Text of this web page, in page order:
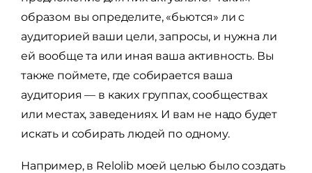
образом вы определите, «бьются» ли с
аудиторией ваши цели, запросы, и нужна ли
ей вообще та или иная ваша активность. Вы
также поймете, где собирается ваша
аудитория — в каких группах, сообществах
или местах, заведениях. И вам не надо будет
искать и собирать людей по одному.
Например, в Relolib моей целью было создать